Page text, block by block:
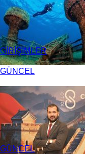
GÜNCEL
GİRİŞİMLER
Akçay-
Satışa
GÜNCEL